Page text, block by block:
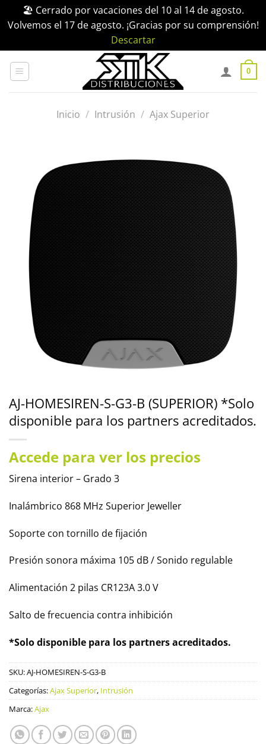
🏖️ Cerrado por vacaciones del 10 al 14 de agosto.
Volvemos el 17 de agosto. ¡Gracias por su comprensión!
Descartar
0
Inicio / Intrusión / Ajax Superior
AJ-HOMESIREN-S-G3-B (SUPERIOR) *Solo
disponible para los partners acreditados.
Accede para ver los precios
Sirena interior – Grado 3
Inalámbrico 868 MHz Superior Jeweller
Soporte con tornillo de fijación
Presión sonora máxima 105 dB / Sonido regulable
Alimentación 2 pilas CR123A 3.0 V
Salto de frecuencia contra inhibición
*Solo disponible para los partners acreditados.
SKU:AJ-HOMESIREN-S-G3-B
Categorías:Ajax Superior, Intrusión
Marca:Ajax